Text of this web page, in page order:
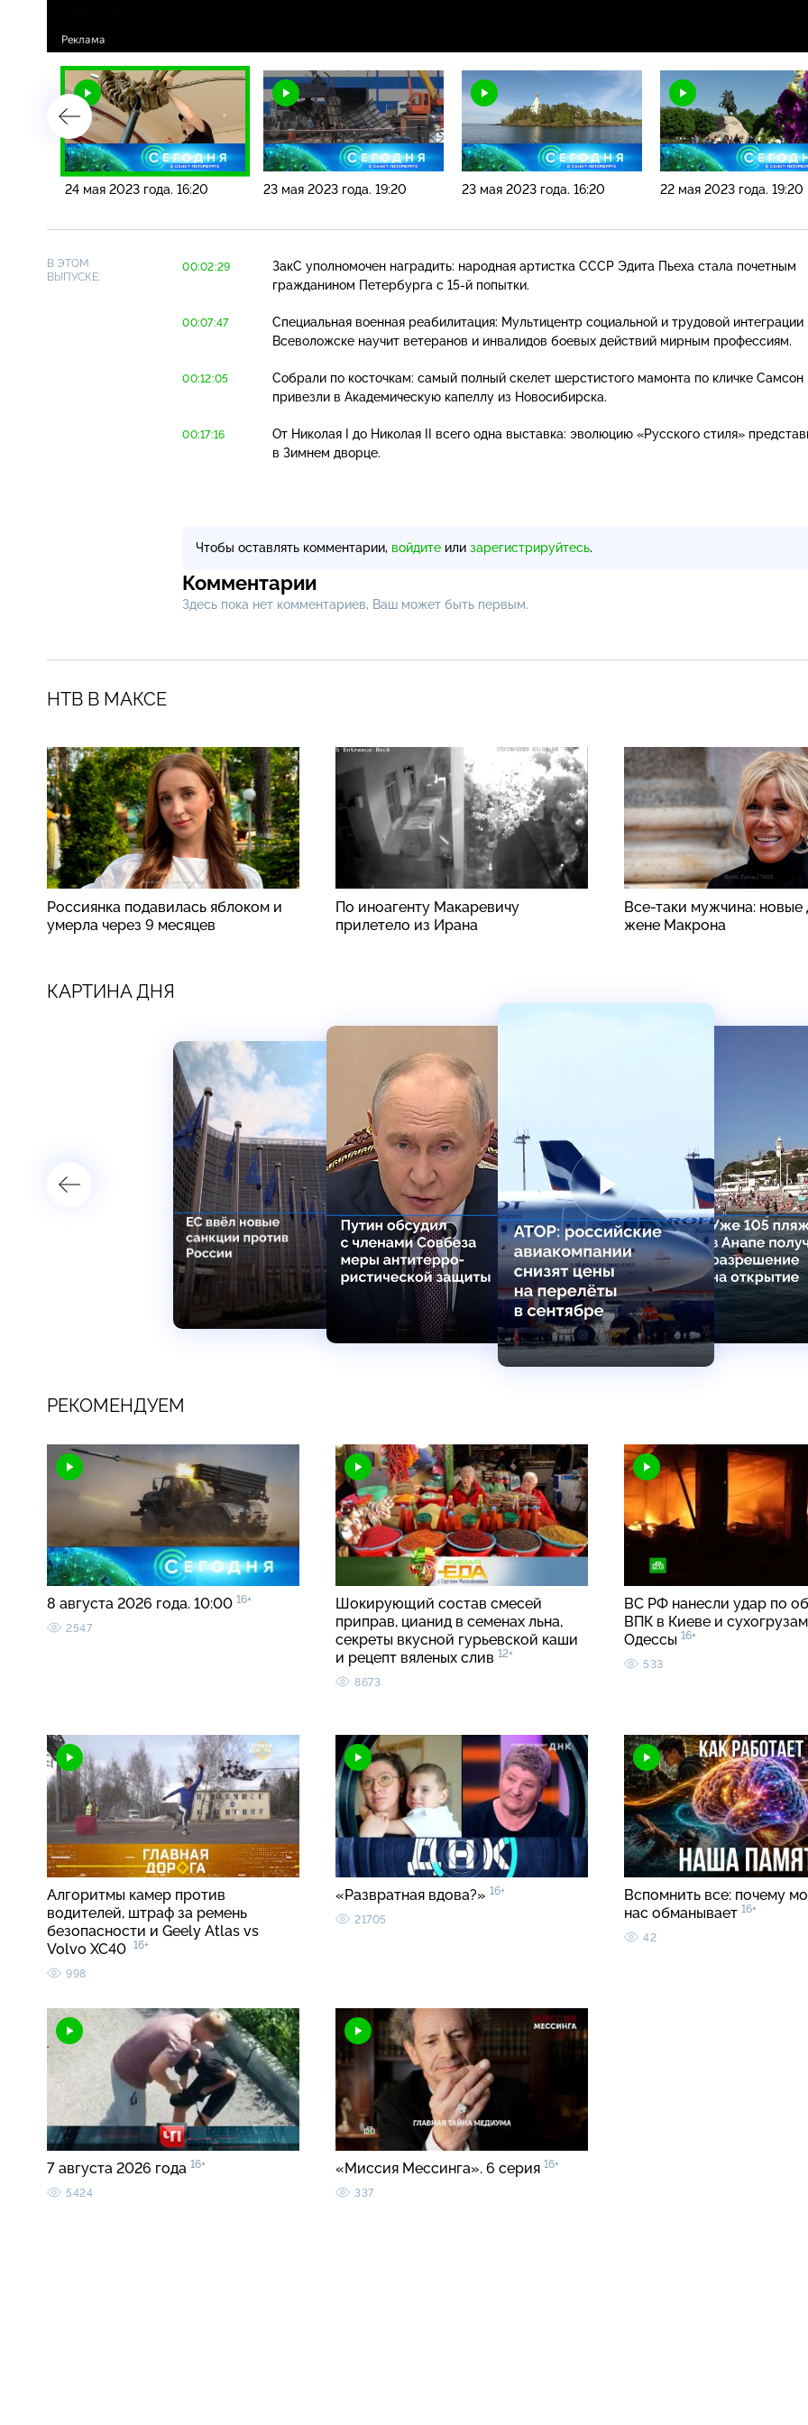
24 мая 2023 года. 16:20 23 мая 2023 года. 19:20 23 мая 2023 года. 16:20 22 мая 2023 года. 19:20
В ЭТОМ
ВЫПУСКЕ:
00:02:29
ЗакС уполномочен наградить: народная артистка СССР Эдита Пьеха стала почетным
гражданином Петербурга с 15-й попытки.
00:07:47
Специальная военная реабилитация: Мультицентр социальной и трудовой интеграции
Всеволожске научит ветеранов и инвалидов боевых действий мирным профессиям.
00:12:05
Собрали по косточкам: самый полный скелет шерстистого мамонта по кличке Самсон
привезли в Академическую капеллу из Новосибирска.
00:17:16
От Николая I до Николая II всего одна выставка: эволюцию «Русского стиля»
в Зимнем дворце.
Чтобы оставлять комментарии, войдите или зарегистрируйтесь.
Комментарии
Здесь пока нет комментариев, Ваш может быть первым.
НТВ В МАКСЕ
Россиянка подавилась яблоком и
умерла через 9 месяцев
По иноагенту Макаревичу
прилетело из Ирана
Все-таки мужчина: новые
жене Макрона
КАРТИНА ДНЯ
РЕКОМЕНДУЕМ
8 августа 2026 года. 10:00 16+
2547
Шокирующий состав смесей
приправ, цианид в семенах льна,
секреты вкусной гурьевской каши
и рецепт вяленых слив 12+
8673
ВС РФ нанесли удар по
ВПК в Киеве и
Одессы 16+
533
Алгоритмы камер против
водителей, штраф за ремень
безопасности и Geely Atlas vs
Volvo XC40 16+
998
«Развратная вдова?» 16+
21705
Вспомнить все: почему
нас обманывает 16+
42
7 августа 2026 года 16+
5424
«Миссия Мессинга». 6 серия 16+
337